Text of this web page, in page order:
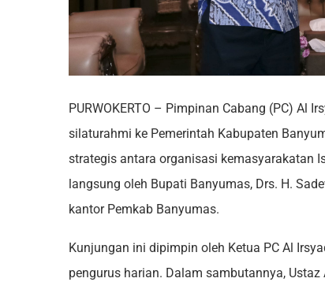
PURWOKERTO – Pimpinan Cabang (PC) Al
silaturahmi ke Pemerintah Kabupaten
strategis antara organisasi kemasyarakatan
langsung oleh Bupati Banyumas, Drs. H.
kantor Pemkab Banyumas.
Kunjungan ini dipimpin oleh Ketua PC Al
pengurus harian. Dalam sambutannya,